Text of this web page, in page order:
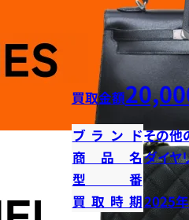
買取金額
ブランドその他
商品名ダイヤ
型番
買取時期2025